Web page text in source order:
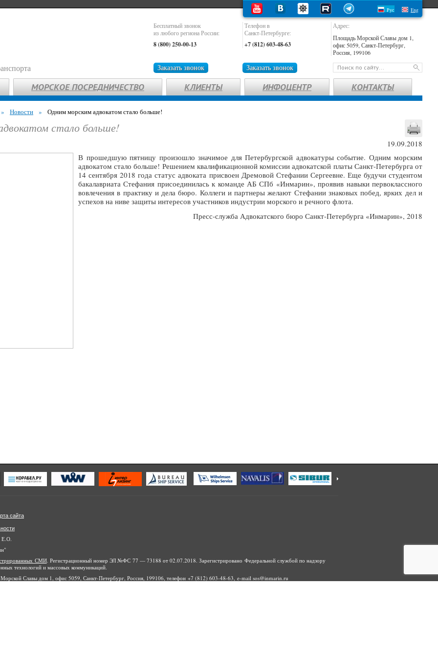
Рус Eng
Бесплатный звонок
из любого региона России:
8 (800) 250-00-13
Телефон в
Санкт-Петербурге:
+7 (812) 603-48-63
Адрес:
Площадь Морской Славы дом 1,
офис 5059, Санкт-Петербург,
Россия, 199106
Заказать звонок Заказать звонок
МОРСКОЕ ПОСРЕДНИЧЕСТВО КЛИЕНТЫ ИНФОЦЕНТР КОНТАКТЫ
» Новости » Одним морским адвокатом стало больше!
19.09.2018
стало больше!
В прошедшую пятницу произошло значимое для Петербургской адвокатуры событие. Одним морским
адвокатом стало больше! Решением квалификационной комиссии адвокатской платы Санкт-Петербурга от
14 сентября 2018 года статус адвоката присвоен Дремовой Стефании Сергеевне. Еще будучи студентом
бакалавриата Стефания присоединилась к команде АБ СПб «Инмарин», проявив навыки первоклассного
вовлечения в практику и дела бюро. Коллеги и партнеры желают Стефании знаковых побед, ярких дел и
успехов на ниве защиты интересов участников индустрии морского и речного флота.
Пресс-служба Адвокатского бюро Санкт-Петербурга «Инмарин», 2018
сайта
Е.О.
СМИ. Регистрационный номер ЭЛ №ФС 77 — 73188 от 02.07.2018. Зарегистрировано Федеральной службой по надзору
технологий и массовых коммуникаций.
Славы дом 1, офис 5059, Санкт-Петербург, Россия, 199106, телефон +7 (812) 603-48-63, e-mail sos@inmarin.ru